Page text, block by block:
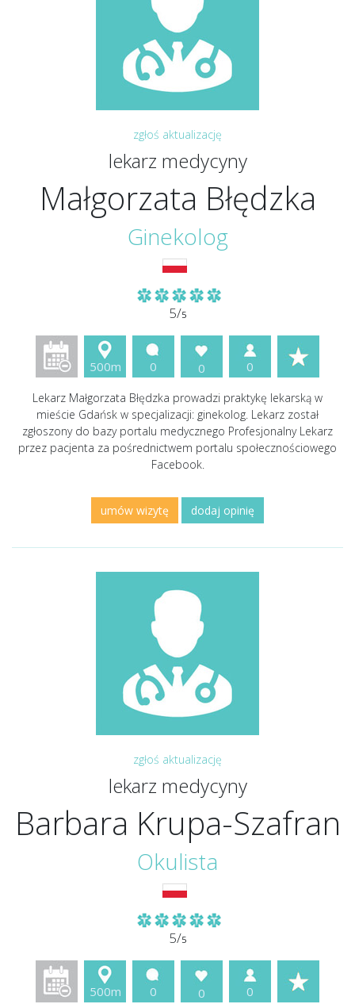
zgłoś aktualizację
lekarz medycyny
Małgorzata Błędzka
Ginekolog
5/5
500m 0 0 0
Lekarz Małgorzata Błędzka prowadzi praktykę lekarską w
mieście Gdańsk w specjalizacji: ginekolog. Lekarz został
zgłoszony do bazy portalu medycznego Profesjonalny Lekarz
przez pacjenta za pośrednictwem portalu społecznościowego
Facebook.
umów wizytę dodaj opinię
zgłoś aktualizację
lekarz medycyny
Barbara Krupa-Szafran
Okulista
5/5
500m 0 0 0